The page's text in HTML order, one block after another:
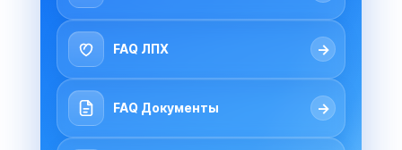
FAQ ЛПХ →
FAQ Документы →